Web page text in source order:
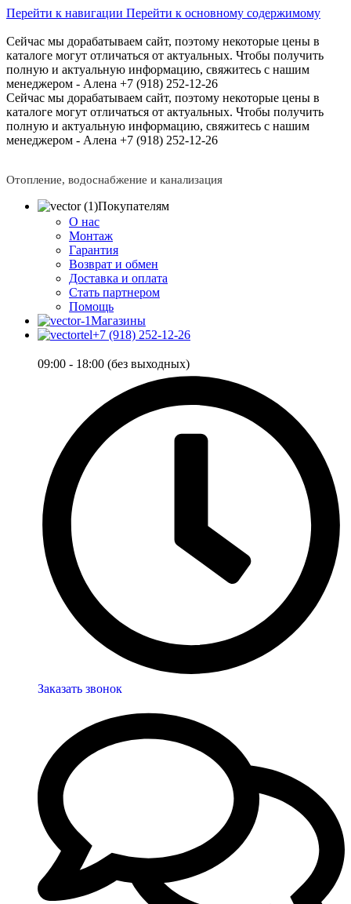
Перейти к навигации Перейти к основному содержимому
Сейчас мы дорабатываем сайт, поэтому некоторые цены в
каталоге могут отличаться от актуальных. Чтобы получить
полную и актуальную информацию, свяжитесь с нашим
менеджером - Алена +7 (918) 252-12-26
Сейчас мы дорабатываем сайт, поэтому некоторые цены в
каталоге могут отличаться от актуальных. Чтобы получить
полную и актуальную информацию, свяжитесь с нашим
менеджером - Алена +7 (918) 252-12-26
Отопление, водоснабжение и канализация
Покупателям
О нас
Монтаж
Гарантия
Возврат и обмен
Доставка и оплата
Стать партнером
Помощь
Магазины
+7 (918) 252-12-26
09:00 - 18:00 (без выходных)
Заказать звонок